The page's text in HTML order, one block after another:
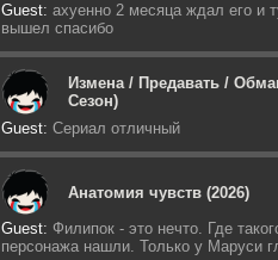
Guest: ахуенно 2 месяца ждал его и
вышел спасибо
Измена / Предавать /
Сезон)
Guest: Сериал отличный
Анатомия чувств (2026)
Guest: Филипок - это нечто. Где
персонажа нашли. Только у Маруси